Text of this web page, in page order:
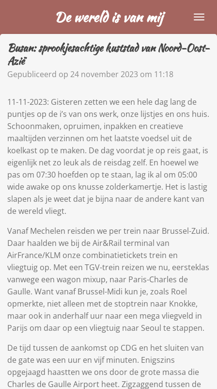
naar
de
hoofdinhoud
De wereld is van mij
Busan: sprookjesachtige kuststad van Noord-Oost-
Azië
Gepubliceerd op 24 november 2023 om 11:18
11-11-2023: Gisteren zetten we een hele dag lang de
puntjes op de i’s van ons werk, onze lijstjes en ons huis.
Schoonmaken, opruimen, inpakken en creatieve
maaltijden verzinnen om het laatste voedsel uit de
koelkast op te maken. De dag voordat je op reis gaat, is
eigenlijk net zo leuk als de reisdag zelf. En hoewel we
pas om 07:30 hoefden op te staan, lag ik al om 05:00
wide awake op ons knusse zolderkamertje. Het is lastig
slapen als je weet dat je bijna naar de andere kant van
de wereld vliegt.
Vanaf Mechelen reisden we per trein naar Brussel-Zuid.
Daar haalden we bij de Air&Rail terminal van
AirFrance/KLM onze combinatietickets trein en
vliegtuig op. Met een TGV-trein reizen we nu, eersteklas
vanwege een wagon mixup, naar Paris-Charles de
Gaulle. Want vanaf Brussel-Midi kun je, zoals Roel
opmerkte, niet alleen met de stoptrein naar Knokke,
maar ook in anderhalf uur naar een mega vliegveld in
Parijs om daar op een vliegtuig naar Seoul te stappen.
De tijd tussen de aankomst op CDG en het sluiten van
de gate was een uur en vijf minuten. Enigszins
opgejaagd haastten we ons door de grote massa die
Charles de Gaulle Airport heet. Zigzaggend tussen de